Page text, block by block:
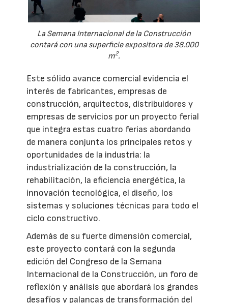
La Semana Internacional de la Construcción
contará con una superficie expositora de 38.000
m2.
Este sólido avance comercial evidencia el
interés de fabricantes, empresas de
construcción, arquitectos, distribuidores y
empresas de servicios por un proyecto ferial
que integra estas cuatro ferias abordando
de manera conjunta los principales retos y
oportunidades de la industria: la
industrialización de la construcción, la
rehabilitación, la eficiencia energética, la
innovación tecnológica, el diseño, los
sistemas y soluciones técnicas para todo el
ciclo constructivo.
Además de su fuerte dimensión comercial,
este proyecto contará con la segunda
edición del Congreso de la Semana
Internacional de la Construcción, un foro de
reflexión y análisis que abordará los grandes
desafíos y palancas de transformación del